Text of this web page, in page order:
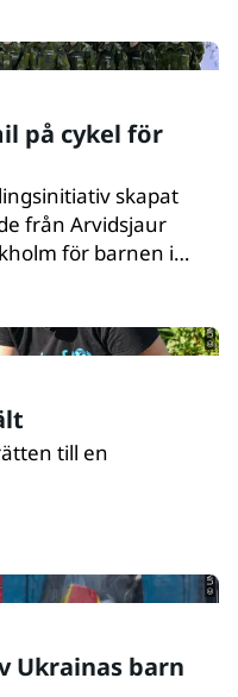
på cykel för
skapat
från Arvidsjaur
för barnen i
en miljon kronor
som är drabbade
och insamlingen
och
barns
fält
till en
Ukrainas barn